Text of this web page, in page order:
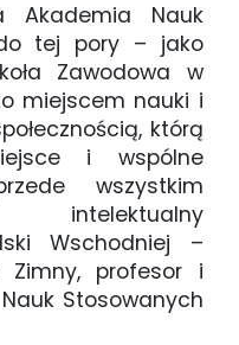
Akademia Nauk
tej pory – jako
Zawodowa w
miejscem nauki i
którą
i wspólne
wszystkim
intelektualny
Wschodniej –
profesor i
Stosowanych